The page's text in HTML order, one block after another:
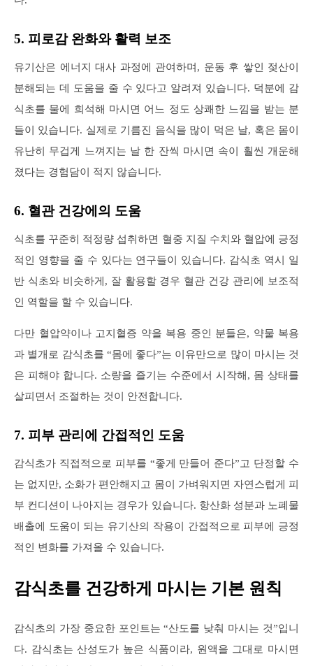
5. 피로감 완화와 활력 보조
유기산은 에너지 대사 과정에 관여하며, 운동 후 쌓인 젖산이
분해되는 데 도움을 줄 수 있다고 알려져 있습니다. 덕분에 감
식초를 물에 희석해 마시면 어느 정도 상쾌한 느낌을 받는 분
들이 있습니다. 실제로 기름진 음식을 많이 먹은 날, 혹은 몸이
유난히 무겁게 느껴지는 날 한 잔씩 마시면 속이 훨씬 개운해
졌다는 경험담이 적지 않습니다.
6. 혈관 건강에의 도움
식초를 꾸준히 적정량 섭취하면 혈중 지질 수치와 혈압에 긍정
적인 영향을 줄 수 있다는 연구들이 있습니다. 감식초 역시 일
반 식초와 비슷하게, 잘 활용할 경우 혈관 건강 관리에 보조적
인 역할을 할 수 있습니다.
다만 혈압약이나 고지혈증 약을 복용 중인 분들은, 약물 복용
과 별개로 감식초를 “몸에 좋다”는 이유만으로 많이 마시는 것
은 피해야 합니다. 소량을 즐기는 수준에서 시작해, 몸 상태를
살피면서 조절하는 것이 안전합니다.
7. 피부 관리에 간접적인 도움
감식초가 직접적으로 피부를 “좋게 만들어 준다”고 단정할 수
는 없지만, 소화가 편안해지고 몸이 가벼워지면 자연스럽게 피
부 컨디션이 나아지는 경우가 있습니다. 항산화 성분과 노폐물
배출에 도움이 되는 유기산의 작용이 간접적으로 피부에 긍정
적인 변화를 가져올 수 있습니다.
감식초를 건강하게 마시는 기본 원칙
감식초의 가장 중요한 포인트는 “산도를 낮춰 마시는 것”입니
다. 감식초는 산성도가 높은 식품이라, 원액을 그대로 마시면